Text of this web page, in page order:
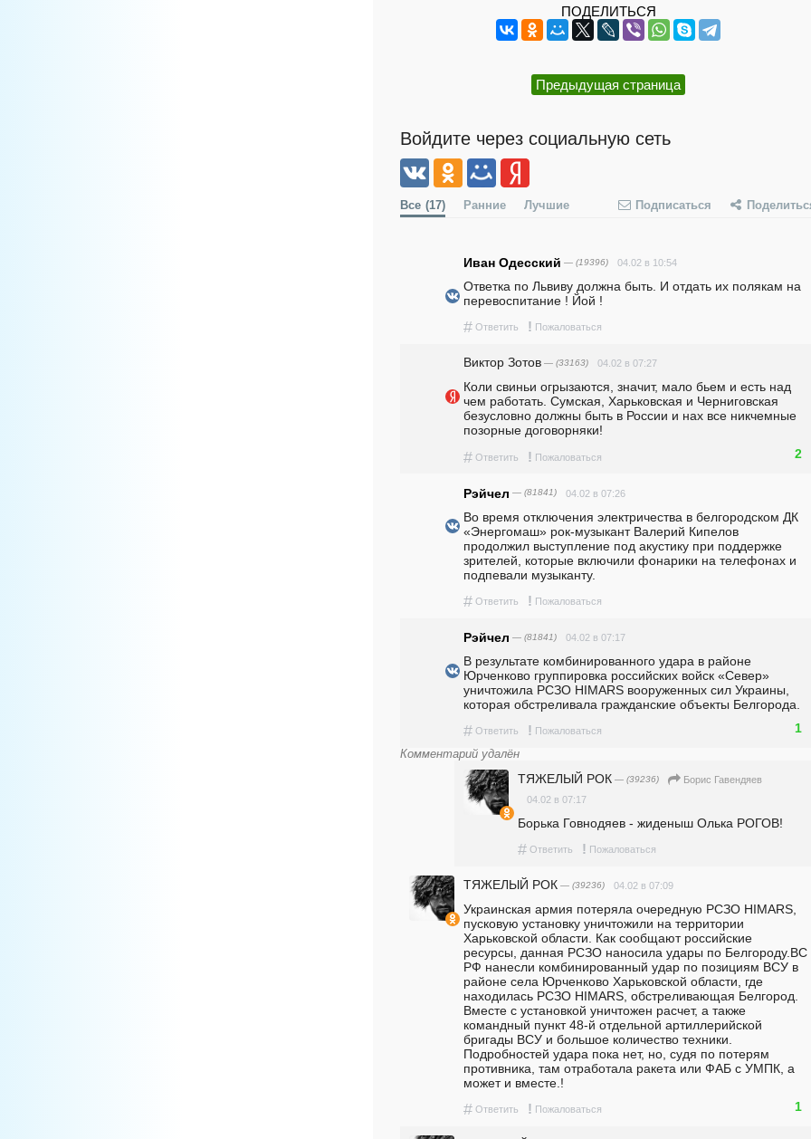
ПОДЕЛИТЬСЯ
Предыдущая страница
Войдите через социальную сеть
Все (17) Ранние Лучшие Подписаться
Иван Одесский — (19396) 04.02 в 10:54
Ответка по Львиву должна быть. И отдать их полякам на
перевоспитание ! Йой !
# Ответить ! Пожаловаться
Виктор Зотов — (33163) 04.02 в 07:27
Коли свиньи огрызаются, значит, мало бьем и есть над
чем работать. Сумская, Харьковская и Черниговская
безусловно должны быть в России и нах все никчемные
позорные договорняки!
# Ответить ! Пожаловаться 2
Рэйчел — (81841) 04.02 в 07:26
Во время отключения электричества в белгородском ДК
«Энергомаш» рок-музыкант Валерий Кипелов
продолжил выступление под акустику при поддержке
зрителей, которые включили фонарики на телефонах и
подпевали музыканту.
# Ответить ! Пожаловаться
Рэйчел — (81841) 04.02 в 07:17
В результате комбинированного удара в районе
Юрченково группировка российских войск «Север»
уничтожила РСЗО HIMARS вооруженных сил Украины,
которая обстреливала гражданские объекты Белгорода.
# Ответить ! Пожаловаться 1
Комментарий удалён
ТЯЖЕЛЫЙ РОК — (39236)
Борис Гавендяев
04.02 в 07:17
Борька Говнодяев - жиденыш Олька РОГОВ!
# Ответить ! Пожаловаться
ТЯЖЕЛЫЙ РОК — (39236) 04.02 в 07:09
Украинская армия потеряла очередную РСЗО HIMARS,
пусковую установку уничтожили на территории
Харьковской области. Как сообщают российские
ресурсы, данная РСЗО наносила удары по Белгороду.ВС
РФ нанесли комбинированный удар по позициям ВСУ в
районе села Юрченково Харьковской области, где
находилась РСЗО HIMARS, обстреливающая Белгород.
Вместе с установкой уничтожен расчет, а также
командный пункт 48-й отдельной артиллерийской
бригады ВСУ и большое количество техники.
Подробностей удара пока нет, но, судя по потерям
противника, там отработала ракета или ФАБ с УМПК, а
может и вместе.!
# Ответить ! Пожаловаться 1